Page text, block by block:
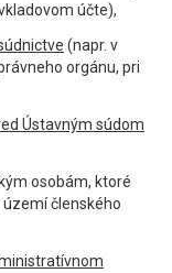
účte),
(napr. v
orgánu, pri
Ústavným súdom
osobám, ktoré
členského